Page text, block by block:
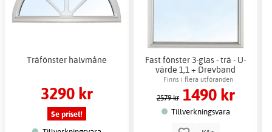
Träfönster halvmåne
3290 kr
Se priset!
Fast fönster 3-glas - trä - U-
värde 1,1 + Drevband
Finns i flera utföranden
2579 kr 1490 kr
Tillverkningsvara